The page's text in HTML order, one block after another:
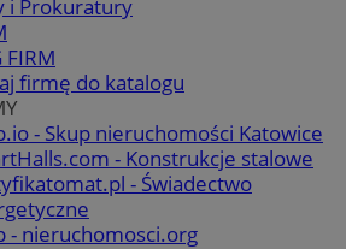
i Prokuratury
FIRM
firmę do katalogu
- Skup nieruchomości Katowice
- Konstrukcje stalowe
- Świadectwo
- nieruchomosci.org